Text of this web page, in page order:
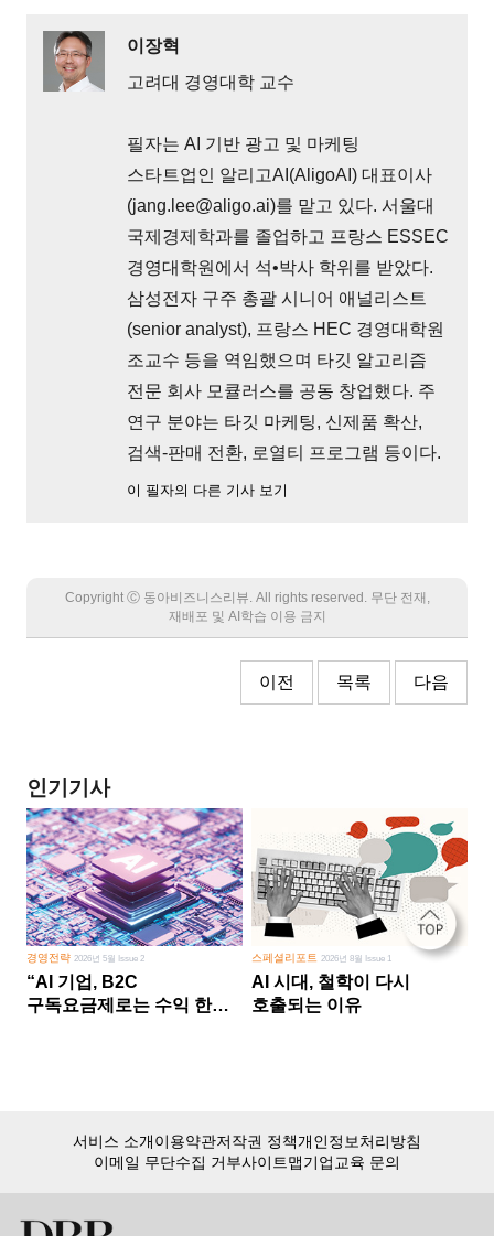
이장혁
고려대 경영대학 교수
필자는 AI 기반 광고 및 마케팅
스타트업인 알리고AI(AligoAI) 대표이사
(jang.lee@aligo.ai)를 맡고 있다. 서울대
국제경제학과를 졸업하고 프랑스 ESSEC
경영대학원에서 석•박사 학위를 받았다.
삼성전자 구주 총괄 시니어 애널리스트
(senior analyst), 프랑스 HEC 경영대학원
조교수 등을 역임했으며 타깃 알고리즘
전문 회사 모큘러스를 공동 창업했다. 주
연구 분야는 타깃 마케팅, 신제품 확산,
검색-판매 전환, 로열티 프로그램 등이다.
이 필자의 다른 기사 보기
Copyright Ⓒ 동아비즈니스리뷰. All rights reserved. 무단 전재,
재배포 및 AI학습 이용 금지
이전 목록 다음
인기기사
경영전략 2026년 5월 Issue 2
“AI 기업, B2C
구독요금제로는 수익 한계
스페셜리포트 2026년 8월 Issue 1
AI 시대, 철학이 다시
호출되는 이유
서비스 소개이용약관저작권 정책개인정보처리방침
이메일 무단수집 거부사이트맵기업교육 문의